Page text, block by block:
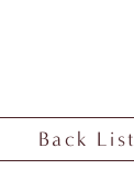
Back List